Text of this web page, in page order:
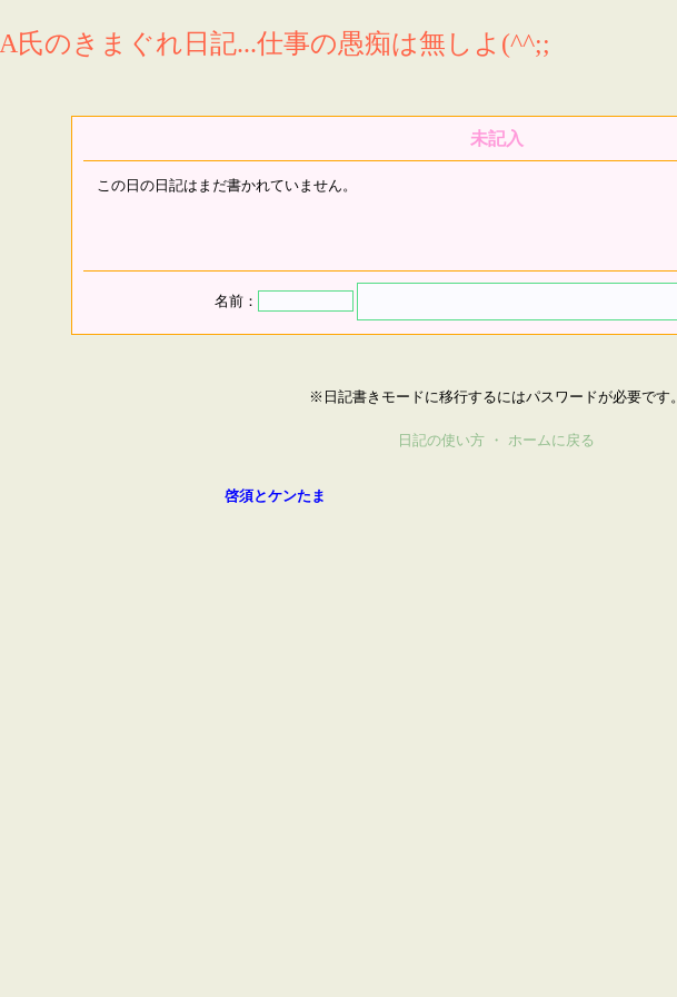
A氏のきまぐれ日記...仕事の愚痴は無しよ(^^;;
未記入
この日の日記はまだ書かれていません。
名前：
※日記書きモードに移行するにはパスワードが必要です。
日記の使い方 ・ ホームに戻る
啓須とケンたま